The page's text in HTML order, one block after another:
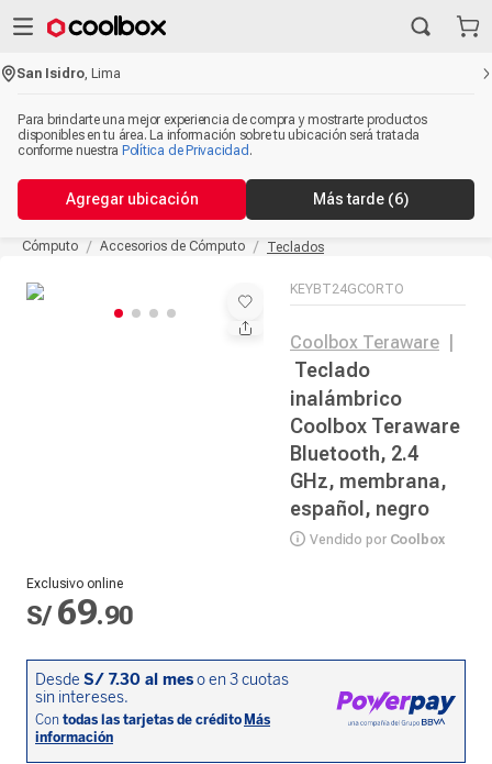
San Isidro ,Lima
Para brindarte una mejor experiencia de compra y mostrarte productos
disponibles en tu área. La información sobre tu ubicación será tratada
conforme nuestra Política de Privacidad .
Agregar ubicación Más tarde (5)
Cómputo Accesorios de Cómputo Teclados
KEYBT24GCORTO
Coolbox Teraware
Teclado
inalámbrico
Coolbox Teraware
Bluetooth, 2.4
GHz, membrana,
español, negro
Vendido por Coolbox
Exclusivo online
S/ 69.90